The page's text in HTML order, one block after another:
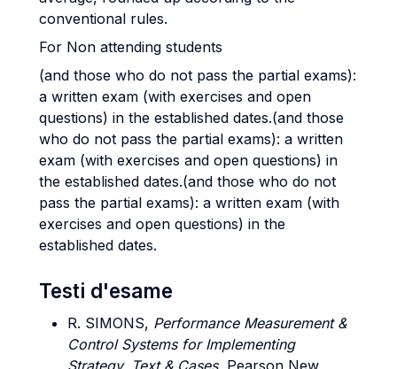
conventional rules.
For Non attending students
(and those who do not pass the partial exams):
a written exam (with exercises and open
questions) in the established dates.(and those
who do not pass the partial exams): a written
exam (with exercises and open questions) in
the established dates.(and those who do not
pass the partial exams): a written exam (with
exercises and open questions) in the
established dates.
Testi d'esame
R. SIMONS, Performance Measurement &
Control Systems for Implementing
Strategy, Text & Cases, Pearson New